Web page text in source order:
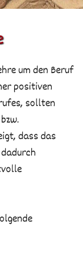
um den Beruf
positiven
sollten
dass das